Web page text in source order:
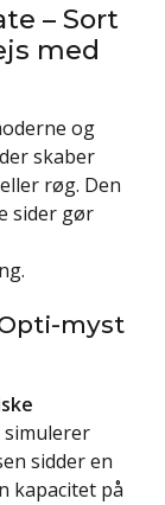
– Sort
med
og
skaber
røg. Den
sider gør
myst
simulerer
sidder en
kapacitet på